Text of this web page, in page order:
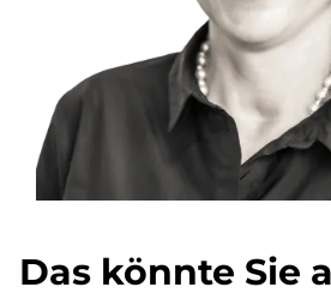
Das könnte Sie